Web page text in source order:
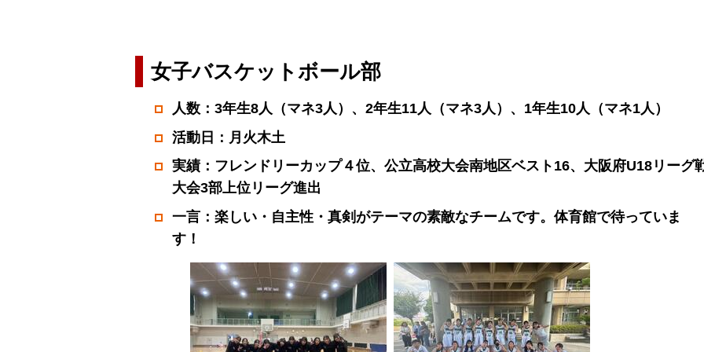
女子バスケットボール部
人数：3年生8人（マネ3人）、2年生11人（マネ3人）、1年生10人（マネ1人）
活動日：月火木土
実績：フレンドリーカップ４位、公立高校大会南地区ベスト16、大阪府U18リーグ
大会3部上位リーグ進出
一言：楽しい・自主性・真剣がテーマの素敵なチームです。体育館で待っていま
す！